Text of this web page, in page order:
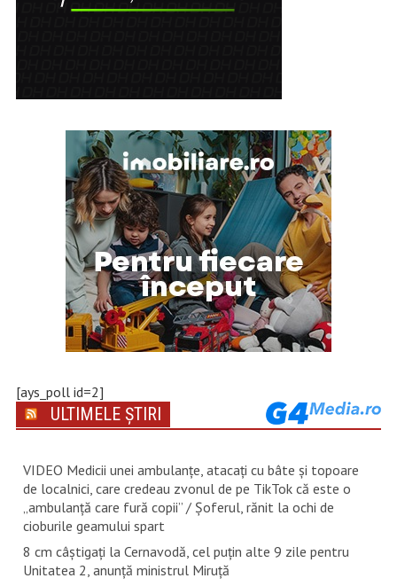
[ays_poll id=2]
ULTIMELE ȘTIRI
VIDEO Medicii unei ambulanțe, atacați cu bâte și topoare
de localnici, care credeau zvonul de pe TikTok că este o
„ambulanță care fură copii” / Șoferul, rănit la ochi de
cioburile geamului spart
8 cm câștigați la Cernavodă, cel puțin alte 9 zile pentru
Unitatea 2, anunță ministrul Miruță